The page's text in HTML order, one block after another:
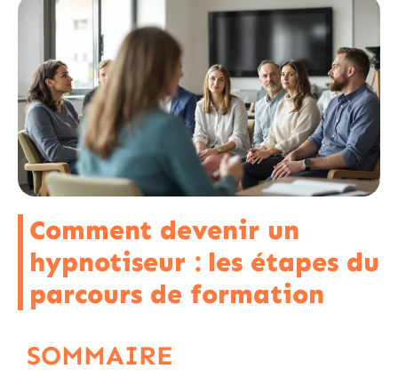
Comment devenir un
hypnotiseur : les étapes du
parcours de formation
SOMMAIRE